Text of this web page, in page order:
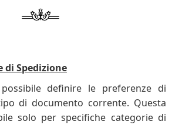
di Spedizione
definire le preferenze di
di documento corrente. Questa
solo per specifiche categorie di